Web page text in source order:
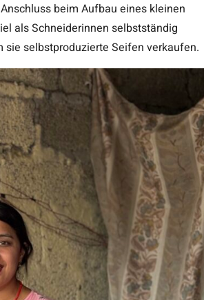
beim Aufbau eines kleinen
als Schneiderinnen selbstständig
selbstproduzierte Seifen verkaufen.